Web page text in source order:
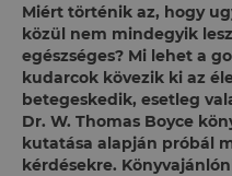
Miért történik az, hogy
közül nem mindegyik
egészséges? Mi lehet a
kudarcok kövezik ki az
betegeskedik, esetleg
Dr. W. Thomas Boyce
kutatása alapján próbál
kérdésekre.